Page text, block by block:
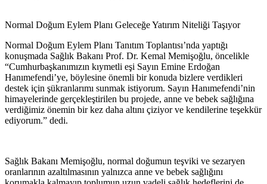
Normal Doğum Eylem Planı Geleceğe Yatırım Niteliği Taşıyor
Normal Doğum Eylem Planı Tanıtım Toplantısı’nda yaptığı
konuşmada Sağlık Bakanı Prof. Dr. Kemal Memişoğlu, öncelikle
“Cumhurbaşkanımızın kıymetli eşi Sayın Emine Erdoğan
Hanımefendi’ye, böylesine önemli bir konuda bizlere verdikleri
destek için şükranlarımı sunmak istiyorum. Sayın Hanımefendi’nin
himayelerinde gerçekleştirilen bu projede, anne ve bebek sağlığına
verdiğimiz önemin bir kez daha altını çiziyor ve kendilerine teşekkür
ediyorum.” dedi.
Sağlık Bakanı Memişoğlu, normal doğumun teşviki ve sezaryen
oranlarının azaltılmasının yalnızca anne ve bebek sağlığını